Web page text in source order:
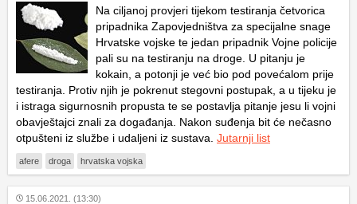
Na ciljanoj provjeri tijekom testiranja četvorica
pripadnika Zapovjedništva za specijalne snage
Hrvatske vojske te jedan pripadnik Vojne policije
pali su na testiranju na droge. U pitanju je
kokain, a potonji je već bio pod povećalom prije
testiranja. Protiv njih je pokrenut stegovni postupak, a u tijeku je
i istraga sigurnosnih propusta te se postavlja pitanje jesu li vojni
obavještajci znali za događanja. Nakon suđenja bit će nečasno
otpušteni iz službe i udaljeni iz sustava. Jutarnji list
afere droga hrvatska vojska
15.06.2021. (13:30)